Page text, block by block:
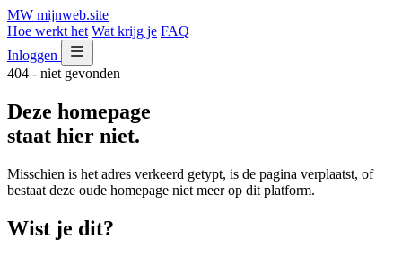
MW mijnweb.site
Hoe werkt het Wat krijg je FAQ
Inloggen
404 - niet gevonden
Deze homepage
staat hier niet.
Misschien is het adres verkeerd getypt, is de pagina verplaatst, of
bestaat deze oude homepage niet meer op dit platform.
Wist je dit?